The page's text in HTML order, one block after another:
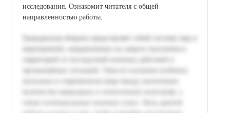
исследования. Ознакомит читателя с общей
направленностью работы.